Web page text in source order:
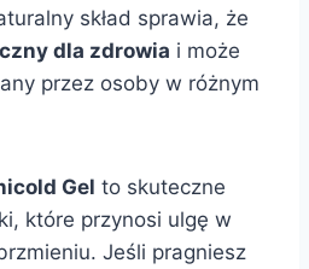
skład sprawia, że
dla zdrowia i może
przez osoby w różnym
Gel to skuteczne
które przynosi ulgę w
Jeśli pragniesz